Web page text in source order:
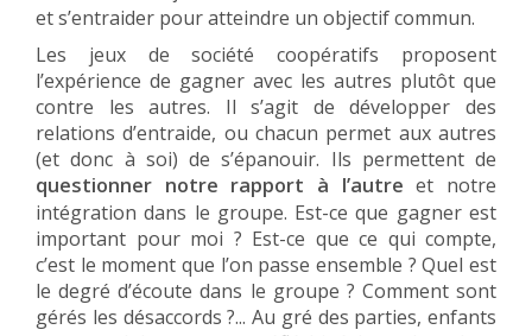
et s’entraider pour atteindre un objectif commun.
Les jeux de société coopératifs proposent
l’expérience de gagner avec les autres plutôt que
contre les autres. Il s’agit de développer des
relations d’entraide, ou chacun permet aux autres
(et donc à soi) de s’épanouir. Ils permettent de
questionner notre rapport à l’autre et notre
intégration dans le groupe. Est-ce que gagner est
important pour moi ? Est-ce que ce qui compte,
c’est le moment que l’on passe ensemble ? Quel est
le degré d’écoute dans le groupe ? Comment sont
gérés les désaccords ?... Au gré des parties, enfants